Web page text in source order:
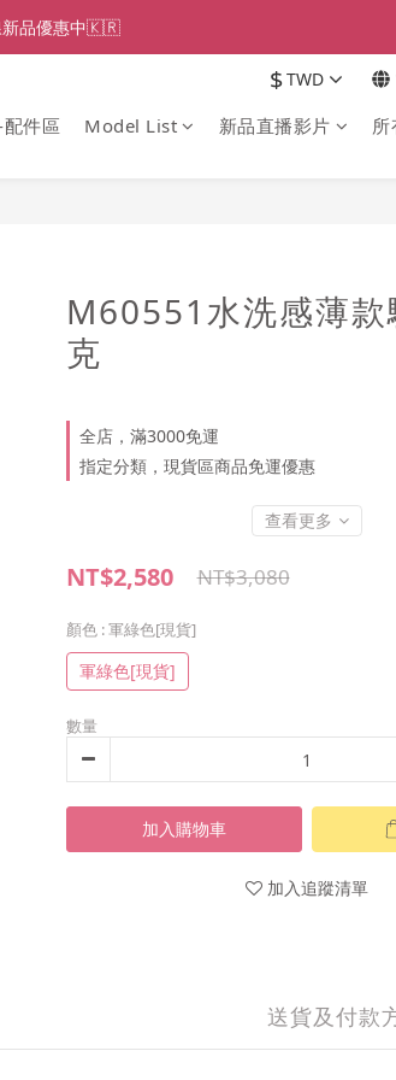
新品優惠中🇰🇷
$TWD
件區 Model List 新品直播影片 所
M60551水洗感薄款
克
全店，滿3000免運
指定分類，現貨區商品免運優惠
查看更多
NT$2,580 NT$3,080
顏色 : 軍綠色[現貨]
軍綠色[現貨]
數量
加入購物車
加入追蹤清單
送貨及付款